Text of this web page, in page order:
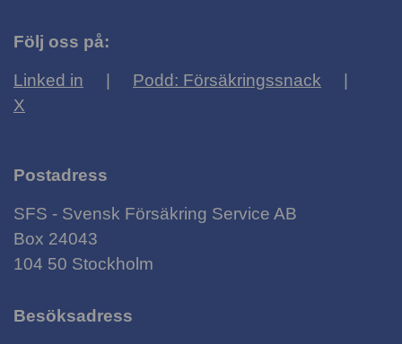
Följ oss på:
Linked in
Podd: Försäkringssnack
X
Postadress
SFS - Svensk Försäkring Service AB
Box 24043
104 50 Stockholm
Besöksadress